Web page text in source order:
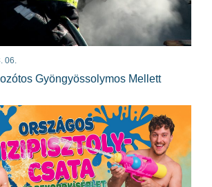
06.
Gyöngyössolymos Mellett